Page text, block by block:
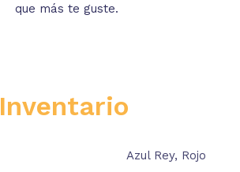
que más te guste.
Inventario
Azul Rey, Rojo